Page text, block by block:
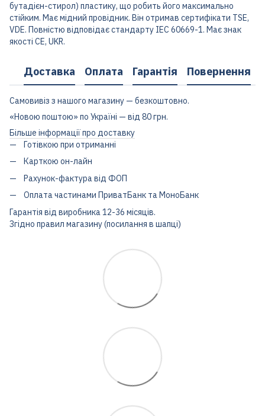
бутадієн-стирол) пластику, що робить його максимально
стійким. Має мідний провідник. Він отримав сертифікати TSE,
VDE. Повністю відповідає стандарту IEC 60669-1. Має знак
якості CE, UKR.
Доставка Оплата Гарантія Повернення
Самовивіз з нашого магазину — безкоштовно.
«Новою поштою» по Україні — від 80 грн.
Більше інформації про доставку
Готівкою при отриманні
Карткою он-лайн
Рахунок-фактура від ФОП
Оплата частинами ПриватБанк та МоноБанк
Гарантія від виробника 12-36 місяців.
Згідно правил магазину (посилання в шапці)